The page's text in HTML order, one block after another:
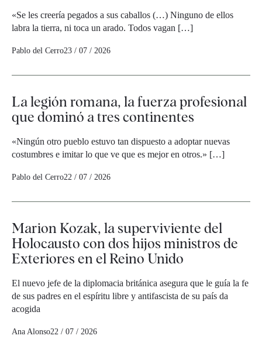
«Se les creería pegados a sus caballos (…) Ninguno de ellos
labra la tierra, ni toca un arado. Todos vagan […]
Pablo del Cerro23 / 07 / 2026
La legión romana, la fuerza profesional
que dominó a tres continentes
«Ningún otro pueblo estuvo tan dispuesto a adoptar nuevas
costumbres e imitar lo que ve que es mejor en otros.» […]
Pablo del Cerro22 / 07 / 2026
Marion Kozak, la superviviente del
Holocausto con dos hijos ministros de
Exteriores en el Reino Unido
El nuevo jefe de la diplomacia británica asegura que le guía la fe
de sus padres en el espíritu libre y antifascista de su país da
acogida
Ana Alonso22 / 07 / 2026